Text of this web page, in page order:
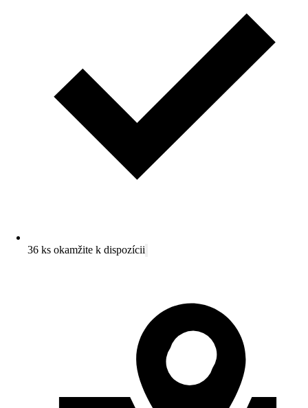
36 ks okamžite k dispozícii